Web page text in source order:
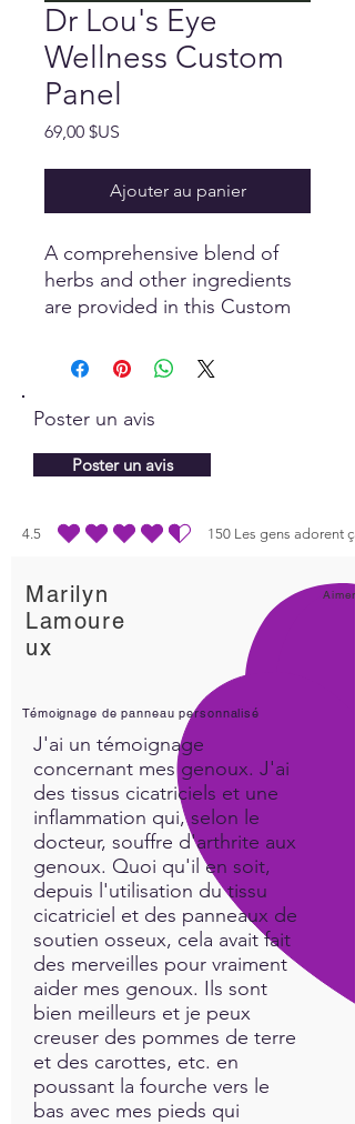
Dr Lou's Eye
Wellness Custom
Panel
69,00 $US
Ajouter au panier
A comprehensive blend of
herbs and other ingredients
are provided in this Custom
to heal itself, with a specific
Poster un avis
Poster un avis
4.5 150 Les gens adorent ça
la note moyenne est 4.5 sur 5, d'après 150 votes, Les
Marilyn
Lamoure
ux
Aimer!
Témoignage de panneau personnalisé
J'ai un témoignage
concernant mes genoux. J'ai
des tissus cicatriciels et une
inflammation qui, selon le
docteur, souffre d'arthrite aux
genoux. Quoi qu'il en soit,
depuis l'utilisation du tissu
cicatriciel et des panneaux de
soutien osseux, cela avait fait
des merveilles pour vraiment
aider mes genoux. Ils sont
bien meilleurs et je peux
creuser des pommes de terre
et des carottes, etc. en
poussant la fourche vers le
bas avec mes pieds qui